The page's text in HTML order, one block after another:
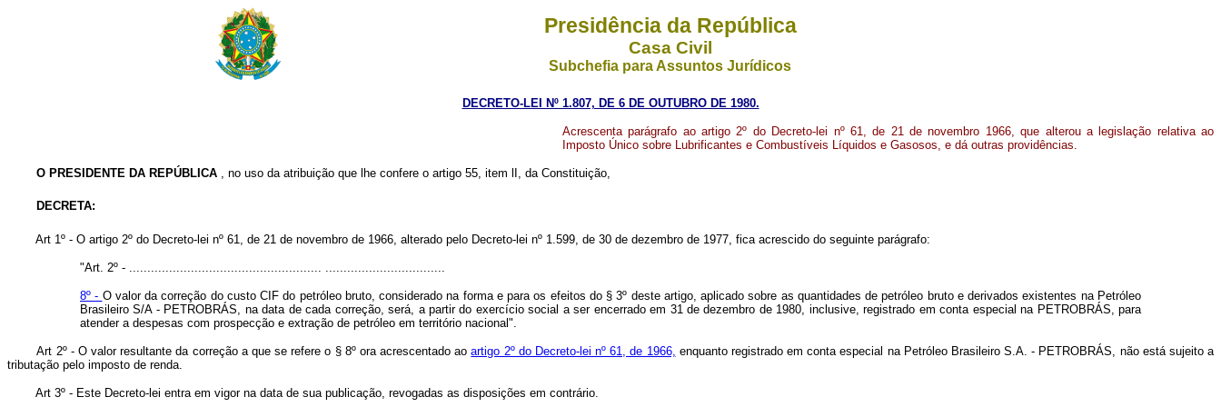
Presidência da República
Casa Civil
Subchefia para Assuntos Jurídicos
DECRETO-LEI Nº 1.807, DE 6 DE OUTUBRO DE 1980.
Acrescenta parágrafo ao artigo 2º do Decreto-lei nº 61, de 21 de novembro 1966, que alterou a legislação relativa ao
Imposto Único sobre Lubrificantes e Combustíveis Líquidos e Gasosos, e dá outras providências.
O PRESIDENTE DA REPÚBLICA , no uso da atribuição que lhe confere o artigo 55, item lI, da Constituição,
DECRETA:
Art 1º - O artigo 2º do Decreto-lei nº 61, de 21 de novembro de 1966, alterado pelo Decreto-lei nº 1.599, de 30 de dezembro de 1977, fica acrescido do seguinte parágrafo:
"Art. 2º - ..................................................... .................................
8º - O valor da correção do custo CIF do petróleo bruto, considerado na forma e para os efeitos do § 3º deste artigo, aplicado sobre as quantidades de petróleo bruto e derivados existentes na Petróleo
Brasileiro S/A - PETROBRÁS, na data de cada correção, será, a partir do exercício social a ser encerrado em 31 de dezembro de 1980, inclusive, registrado em conta especial na PETROBRÁS, para
atender a despesas com prospecção e extração de petróleo em território nacional".
Art 2º - O valor resultante da correção a que se refere o § 8º ora acrescentado aoartigo 2º do Decreto-lei nº 61, de 1966, enquanto registrado em conta especial na Petróleo Brasileiro S.A. - PETROBRÁS, não está sujeito a
tributação pelo imposto de renda.
Art 3º - Este Decreto-lei entra em vigor na data de sua publicação, revogadas as disposições em contrário.